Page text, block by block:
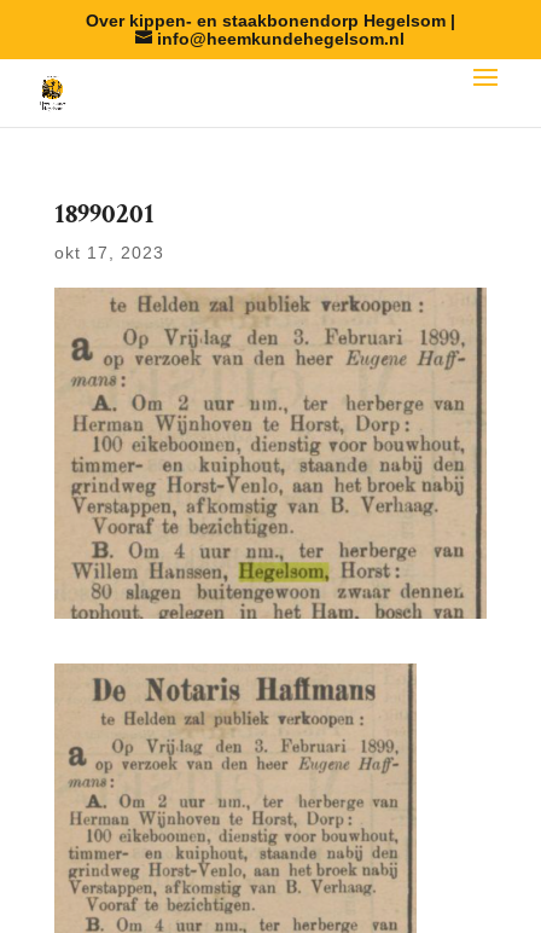
Over kippen- en staakbonendorp Hegelsom |
info@heemkundehegelsom.nl
18990201
okt 17, 2023